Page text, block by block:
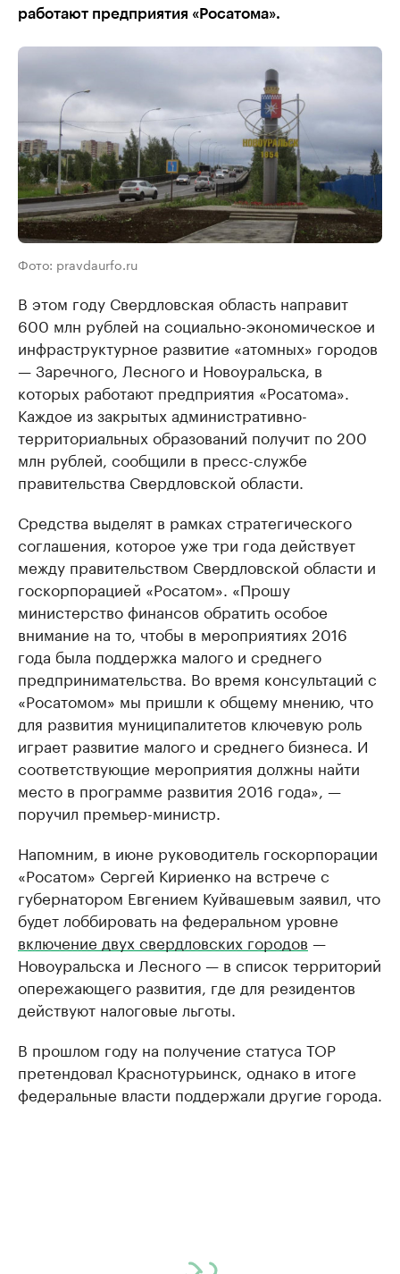
работают предприятия «Росатома».
Фото: pravdaurfo.ru
В этом году Свердловская область направит
600 млн рублей на социально-экономическое и
инфраструктурное развитие «атомных» городов
— Заречного, Лесного и Новоуральска, в
которых работают предприятия «Росатома».
Каждое из закрытых административно-
территориальных образований получит по 200
млн рублей, сообщили в пресс-службе
правительства Свердловской области.
Средства выделят в рамках стратегического
соглашения, которое уже три года действует
между правительством Свердловской области и
госкорпорацией «Росатом». «Прошу
министерство финансов обратить особое
внимание на то, чтобы в мероприятиях 2016
года была поддержка малого и среднего
предпринимательства. Во время консультаций с
«Росатомом» мы пришли к общему мнению, что
для развития муниципалитетов ключевую роль
играет развитие малого и среднего бизнеса. И
соответствующие мероприятия должны найти
место в программе развития 2016 года», —
поручил премьер-министр.
Напомним, в июне руководитель госкорпорации
«Росатом» Сергей Кириенко на встрече с
губернатором Евгением Куйвашевым заявил, что
будет лоббировать на федеральном уровне
включение двух свердловских городов —
Новоуральска и Лесного — в список территорий
опережающего развития, где для резидентов
действуют налоговые льготы.
В прошлом году на получение статуса ТОР
претендовал Краснотурьинск, однако в итоге
федеральные власти поддержали другие города.